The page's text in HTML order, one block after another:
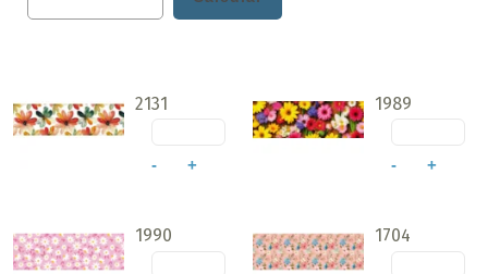
2131
+
-
1989
+
-
1990 1704